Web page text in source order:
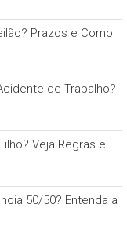
Prazos e Como
de Trabalho?
Veja Regras e
50/50? Entenda a